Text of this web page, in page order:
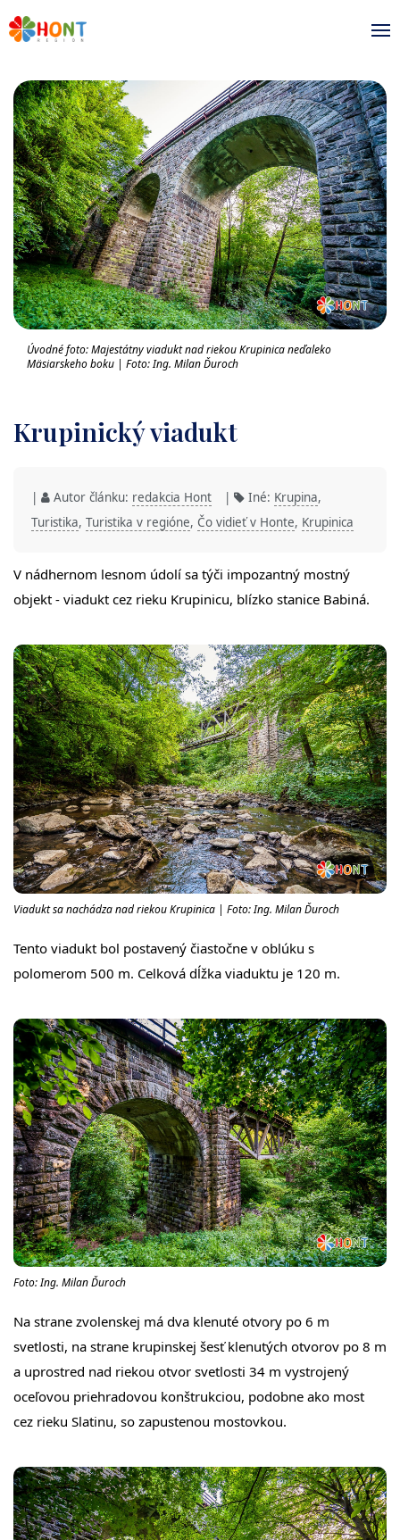
Úvodné foto: Majestátny viadukt nad riekou Krupinica neďaleko
Mäsiarskeho boku | Foto: Ing. Milan Ďuroch
Krupinický viadukt
| Autor článku: redakcia Hont | Iné: Krupina,
Turistika, Turistika v regióne, Čo vidieť v Honte, Krupinica
V nádhernom lesnom údolí sa týči impozantný mostný
objekt - viadukt cez rieku Krupinicu, blízko stanice Babiná.
Viadukt sa nachádza nad riekou Krupinica | Foto: Ing. Milan Ďuroch
Tento viadukt bol postavený čiastočne v oblúku s
polomerom 500 m. Celková dĺžka viaduktu je 120 m.
Foto: Ing. Milan Ďuroch
Na strane zvolenskej má dva klenuté otvory po 6 m
svetlosti, na strane krupinskej šesť klenutých otvorov po 8 m
a uprostred nad riekou otvor svetlosti 34 m vystrojený
oceľovou priehradovou konštrukciou, podobne ako most
cez rieku Slatinu, so zapustenou mostovkou.